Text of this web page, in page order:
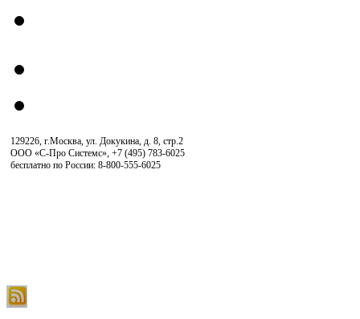
129226, г.Москва, ул. Докукина, д. 8, стр.2
ООО «С-Про Системс», +7 (495) 783-6025
бесплатно по России: 8-800-555-6025